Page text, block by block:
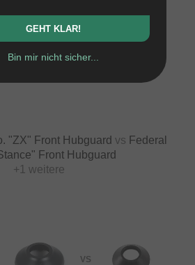
VS
"ZX" Front Hubguard vs Federal
Front Hubguard
+1 weitere
VS
GEHT KLAR!
Bin mir nicht sicher...